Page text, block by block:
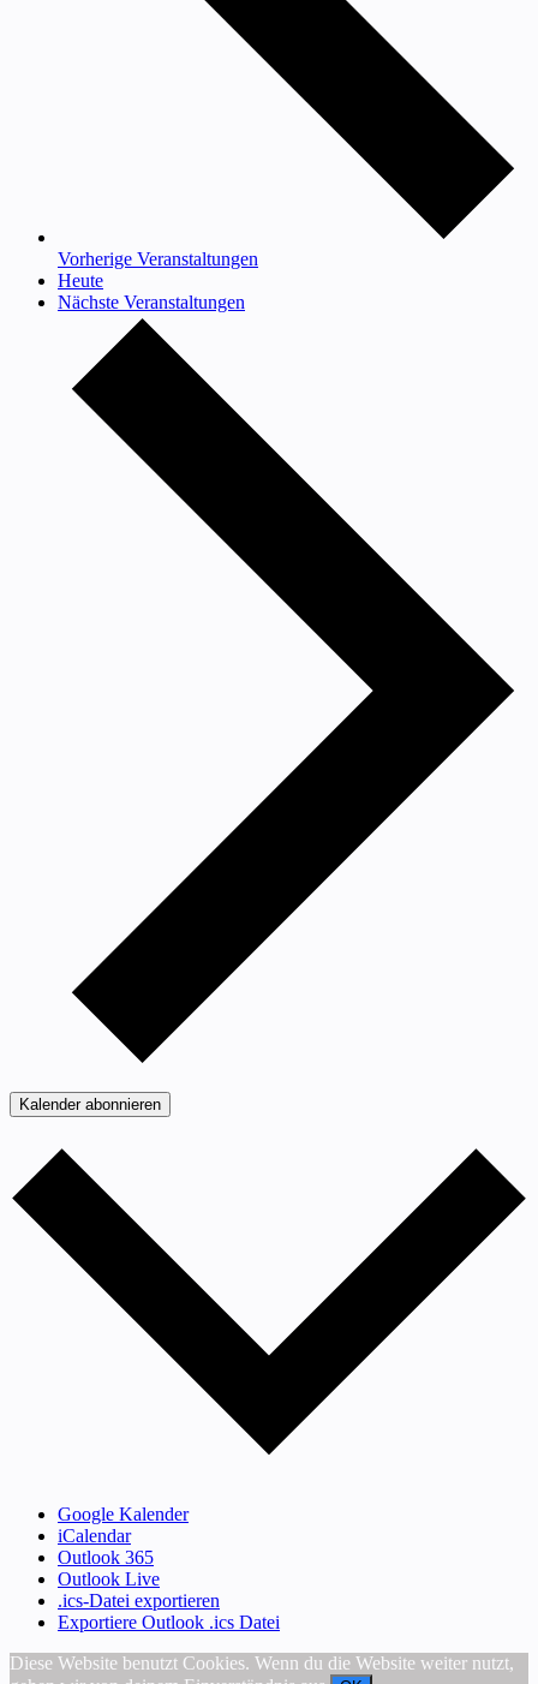
Vorherige Veranstaltungen
Heute
Nächste Veranstaltungen
Kalender abonnieren
Google Kalender
iCalendar
Outlook 365
Outlook Live
.ics-Datei exportieren
Exportiere Outlook .ics Datei
Diese Website benutzt Cookies. Wenn du die Website weiter nutzt,